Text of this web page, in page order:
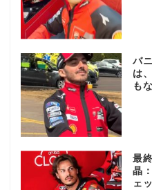
バ
は
も
最
晶
ェ